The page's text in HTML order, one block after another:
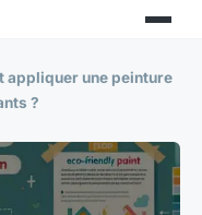
appliquer une peinture
?